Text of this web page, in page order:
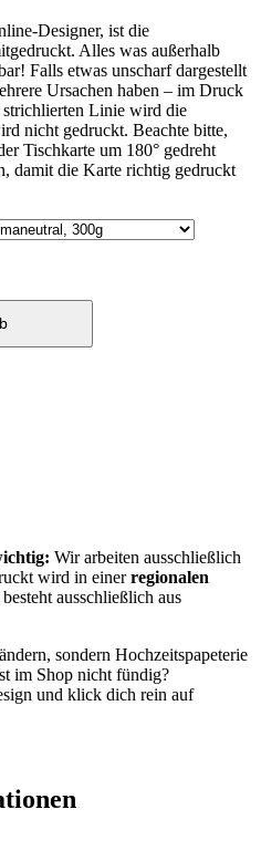
Designer, ist die
Alles was außerhalb
Falls etwas unscharf dargestellt
Ursachen haben – im Druck
Linie wird die
nicht gedruckt. Beachte bitte,
Tischkarte um 180° gedreht
damit die Karte richtig gedruckt
Wir arbeiten ausschließlich
wird in einerregionalen
besteht ausschließlich aus
sondern Hochzeitspapeterie
im Shop nicht fündig?
und klick dich rein auf